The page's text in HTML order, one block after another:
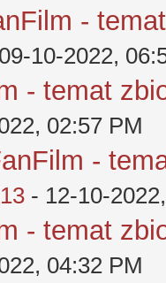
-
10-2022,
- temat
02:57 PM
-
- 12-10-
- temat
04:32 PM